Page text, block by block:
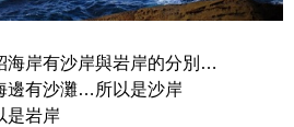
海岸有沙岸與岩岸的分別…
邊有沙灘…所以是沙岸
是岩岸